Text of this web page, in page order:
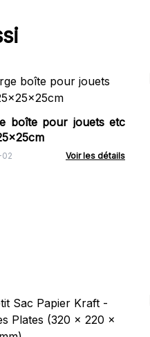
boîte pour jouets etc
02 Voir les détails